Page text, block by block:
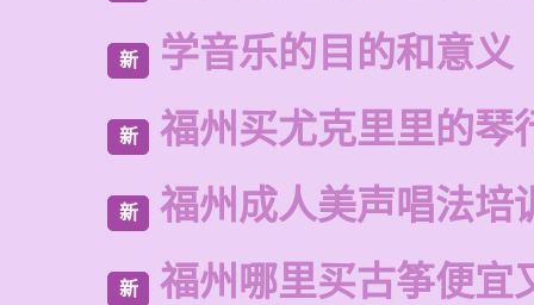
新 学音乐的目的和意义
新 福州买尤克里里的琴
新 福州成人美声唱法培
新 福州哪里买古筝便宜